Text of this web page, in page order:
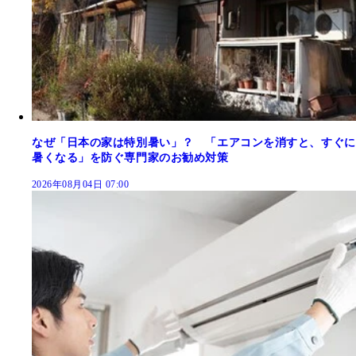
なぜ「日本の家は特別暑い」？ 「エアコンを消すと、すぐに
暑くなる」を防ぐ専門家のお勧め対策
2026年08月04日 07:00